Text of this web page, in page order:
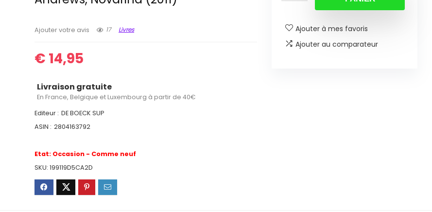
Ajouter votre avis 17 Livres
€ 14,95
Livraison gratuite
En France, Belgique et Luxembourg à partir de 40€
Editeur : DE BOECK SUP
ASIN : 2804163792
Etat: Occasion - Comme neuf
SKU:199119D5CA2D
Ajouter à mes favoris
Ajouter au comparateur